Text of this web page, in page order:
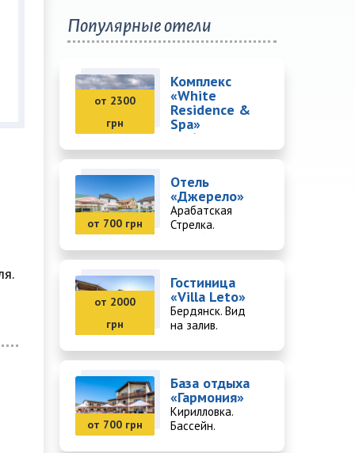
Популярные отели
от 2300
грн
Комплекс
«White
Residence &
Spa»
Арабатская
Стрелка. SPA-
от 700 грн
Отель
«Джерело»
Арабатская
Стрелка.
от 2000
грн
Гостиница
«Villa Leto»
Бердянск. Вид
на залив.
от 700 грн
База отдыха
«Гармония»
Кирилловка.
Бассейн.